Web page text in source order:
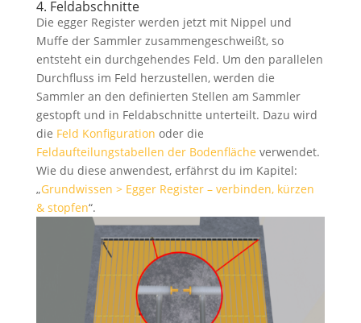
4. Feldabschnitte
Die egger Register werden jetzt mit Nippel und
Muffe der Sammler zusammengeschweißt, so
entsteht ein durchgehendes Feld. Um den parallelen
Durchfluss im Feld herzustellen, werden die
Sammler an den definierten Stellen am Sammler
gestopft und in Feldabschnitte unterteilt. Dazu wird
die Feld Konfiguration oder die
Feldaufteilungstabellen der Bodenfläche verwendet.
Wie du diese anwendest, erfährst du im Kapitel:
„Grundwissen > Egger Register – verbinden, kürzen
& stopfen“.